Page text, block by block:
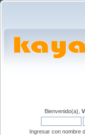
Bienvenido(a),
Ingresar con nombre